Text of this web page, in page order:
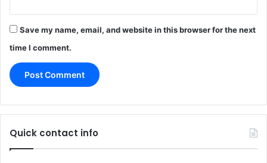
Save my name, email, and website in this browser for the next
time I comment.
Quick contact info